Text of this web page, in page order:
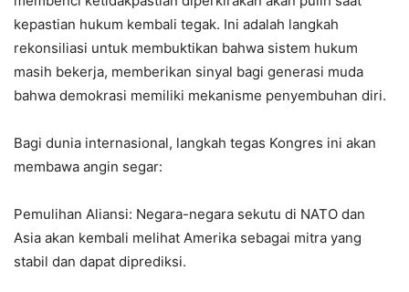
kepastian hukum kembali tegak. Ini adalah langkah
rekonsiliasi untuk membuktikan bahwa sistem hukum
masih bekerja, memberikan sinyal bagi generasi muda
bahwa demokrasi memiliki mekanisme penyembuhan diri.
Bagi dunia internasional, langkah tegas Kongres ini akan
membawa angin segar:
Pemulihan Aliansi: Negara-negara sekutu di NATO dan
Asia akan kembali melihat Amerika sebagai mitra yang
stabil dan dapat diprediksi.